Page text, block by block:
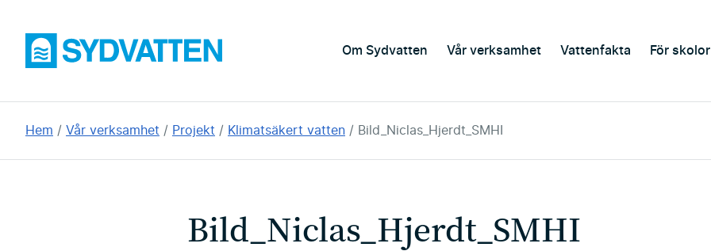
huvudinnehållet
Sydvatten Om Sydvatten Vår verksamhet Vattenfakta För skolor
Du
Hem Vår verksamhet Projekt Klimatsäkert vatten Bild_Niclas_Hjerdt_SMHI
Bild_Niclas_Hjerdt_SMHI